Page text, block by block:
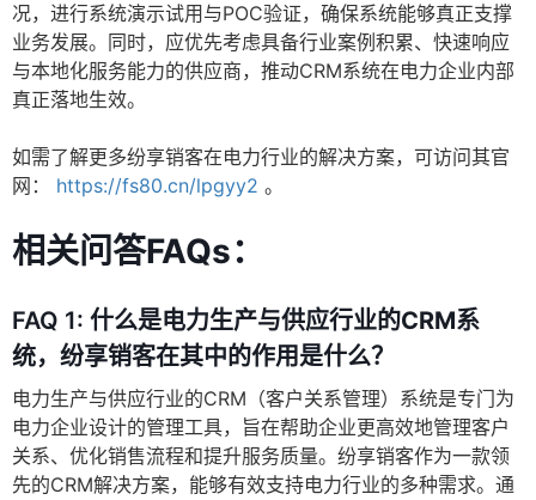
况，进行系统演示试用与POC验证，确保系统能够真正支撑
业务发展。同时，应优先考虑具备行业案例积累、快速响应
与本地化服务能力的供应商，推动CRM系统在电力企业内部
真正落地生效。
如需了解更多纷享销客在电力行业的解决方案，可访问其官
网：
https://fs80.cn/lpgyy2 。
相关问答FAQs：
FAQ 1: 什么是电力生产与供应行业的CRM系
统，纷享销客在其中的作用是什么？
电力生产与供应行业的CRM（客户关系管理）系统是专门为
电力企业设计的管理工具，旨在帮助企业更高效地管理客户
关系、优化销售流程和提升服务质量。纷享销客作为一款领
先的CRM解决方案，能够有效支持电力行业的多种需求。通